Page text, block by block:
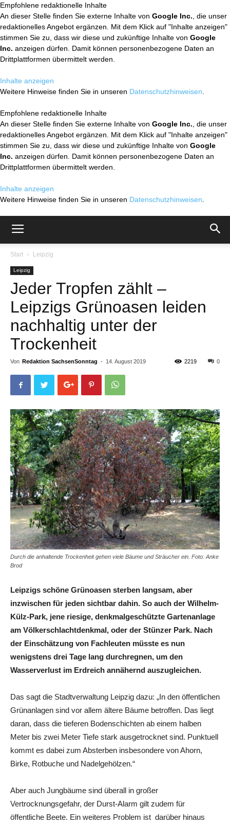
Empfohlene redaktionelle Inhalte
An dieser Stelle finden Sie externe Inhalte von Google Inc. , die unser
redaktionelles Angebot ergänzen. Mit dem Klick auf "Inhalte anzeigen"
stimmen Sie zu, dass wir diese und zukünftige Inhalte von Google
Inc. anzeigen dürfen. Damit können personenbezogene Daten an
Drittplattformen übermittelt werden.
Inhalte anzeigen
Weitere Hinweise finden Sie in unseren Datenschutzhinweisen
Empfohlene redaktionelle Inhalte
An dieser Stelle finden Sie externe Inhalte von Google Inc. , die unser
redaktionelles Angebot ergänzen. Mit dem Klick auf "Inhalte anzeigen"
stimmen Sie zu, dass wir diese und zukünftige Inhalte von Google
Inc. anzeigen dürfen. Damit können personenbezogene Daten an
Drittplattformen übermittelt werden.
Inhalte anzeigen
Weitere Hinweise finden Sie in unseren Datenschutzhinweisen
Start Leipzig
Leipzig
Jeder Tropfen zählt –
Leipzigs Grünoasen leiden
nachhaltig unter der
Trockenheit
Von Redaktion SachsenSonntag - 14. August 2019 0
2219
Durch die anhaltende Trockenheit gehen viele Bäume und Sträucher ein. Foto: Anke
Brod
Leipzigs schöne Grün­oasen sterben langsam, aber
inzwischen für jeden sichtbar dahin. So auch der Wilhelm-
Külz-Park, jene riesige, denkmalgeschützte Gartenanlage
am Völkerschlachtdenkmal, oder der Stünzer Park. Nach
der Einschätzung von Fachleuten müsste es nun
wenigstens drei Tage lang durchregnen, um den
Wasserverlust im Erdreich annähernd auszugleichen.
Das sagt die Stadtverwaltung Leipzig dazu: „In den öffentlichen
Grünanlagen sind vor allem ältere Bäume betroffen. Das liegt
daran, dass die tieferen Bodenschichten ab einem halben
Meter bis zwei Meter Tiefe stark ausgetrocknet sind. Punktuell
kommt es dabei zum Absterben insbesondere von Ahorn,
Birke, Rotbuche und Nadelgehölzen.“
Aber auch Jungbäume sind überall in großer
Vertrocknungsgefahr, der Durst-Alarm gilt zudem für
öffentliche Beete. Ein weiteres Problem ist darüber hinaus